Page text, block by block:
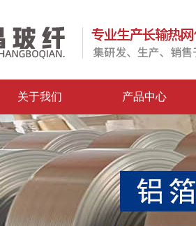
关于我们 产品中心